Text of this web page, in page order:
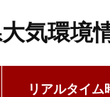
気環境
リアルタイム